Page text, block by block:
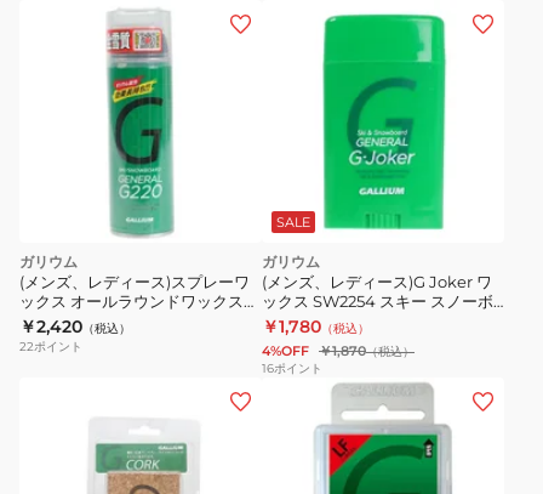
ガリウム
(メンズ、レディース)スプレーワ
ックス オールラウンドワックス
G220 SX0012 220ml 全雪質
￥2,420 （税込）
22ポイント
SALE
ガリウム
(メンズ、レディース)G Joker ワ
ックス SW2254 スキー スノーボ
ード
￥1,780 （税込）
4%OFF ￥1,870（税込）
16ポイント